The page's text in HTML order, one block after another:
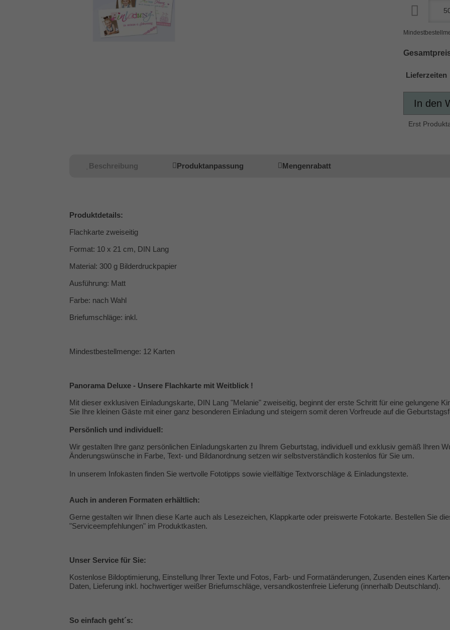
Lieferzeiten
In den
Erst
Beschreibung Produktanpassung Mengenrabatt
Produktdetails:
Flachkarte zweiseitig
Format: 10 x 21 cm, DIN Lang
Material: 300 g Bilderdruckpapier
Ausführung: Matt
Farbe: nach Wahl
Briefumschläge: inkl.
Mindestbestellmenge: 12 Karten
Panorama Deluxe - Unsere Flachkarte mit Weitblick !
Mit dieser exklusiven Einladungskarte, DIN Lang "Melanie" zweiseitig, beginnt der erste Schritt für eine gelungene
Sie Ihre kleinen Gäste mit einer ganz besonderen Einladung und steigern somit deren Vorfreude auf die
Persönlich und individuell:
Wir gestalten Ihre ganz persönlichen Einladungskarten zu Ihrem Geburtstag, individuell und exklusiv gemäß Ihren
Änderungswünsche in Farbe, Text- und Bildanordnung setzen wir selbstverständlich kostenlos für Sie um.
In unserem Infokasten finden Sie wertvolle Fototipps sowie vielfältige Textvorschläge & Einladungstexte.
Auch in anderen Formaten erhältlich:
Gerne gestalten wir Ihnen diese Karte auch als Lesezeichen, Klappkarte oder preiswerte Fotokarte. Bestellen Sie
"Serviceempfehlungen" im Produktkasten.
Unser Service für Sie:
Kostenlose Bildoptimierung, Einstellung Ihrer Texte und Fotos, Farb- und Formatänderungen, Zusenden eines
Daten, Lieferung inkl. hochwertiger weißer Briefumschläge, versandkostenfreie Lieferung (innerhalb Deutschland).
So einfach geht´s: